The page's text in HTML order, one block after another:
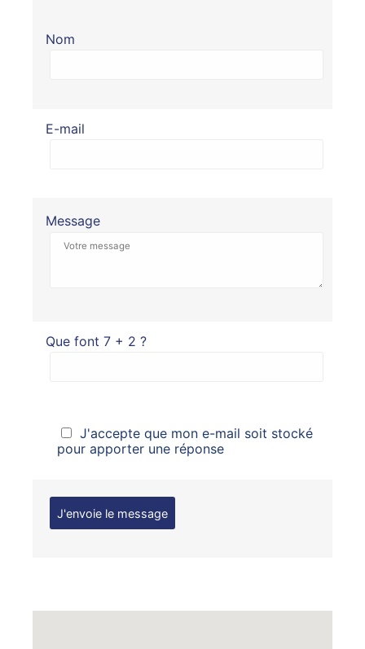
Nom
E-mail
Message
Que font 7 + 2 ?
J'accepte que mon e-mail soit stocké
pour apporter une réponse